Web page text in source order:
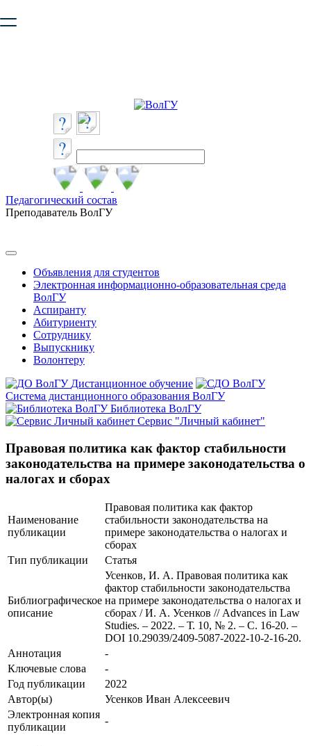
безопасную работу с сайтом. Пожалуйста
Педагогический состав
Преподаватель ВолГУ
Объявления для студентов
Электронная информационно-образовательная среда
ВолГУ
Аспиранту
Абитуриенту
Сотруднику
Выпускнику
Волонтеру
Дистанционное обучение
Система дистанционного образования ВолГУ
Библиотека ВолГУ
Сервис "Личный кабинет"
Правовая политика как фактор стабильности
законодательства на примере законодательства о
налогах и сборах
Наименование
публикации
Правовая политика как фактор
стабильности законодательства на
примере законодательства о налогах и
сборах
Тип публикации
Статья
Библиографическое
описание
Усенков, И. А. Правовая политика как
фактор стабильности законодательства
на примере законодательства о налогах и
сборах / И. А. Усенков // Advances in Law
Studies. – 2022. – Т. 10, № 2. – С. 16-20. –
DOI 10.29039/2409-5087-2022-10-2-16-20.
Аннотация
-
Ключевые cлова
-
Год публикации
2022
Автор(ы)
Усенков Иван Алексеевич
Электронная копия
публикации
-